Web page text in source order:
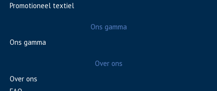
Promotioneel textiel
Ons gamma
Ons gamma
Over ons
Over ons